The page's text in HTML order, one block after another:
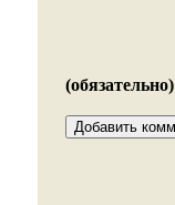
(обязательно)